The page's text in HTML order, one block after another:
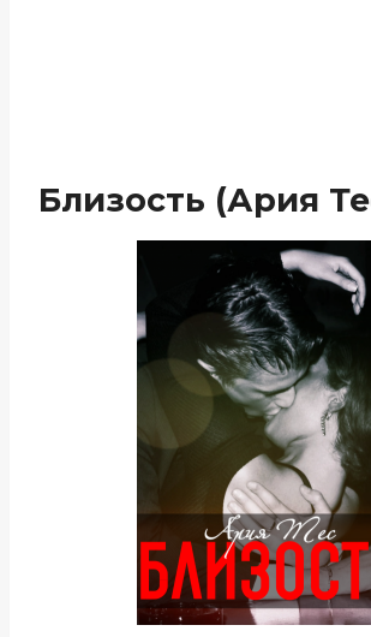
Близость (Ария